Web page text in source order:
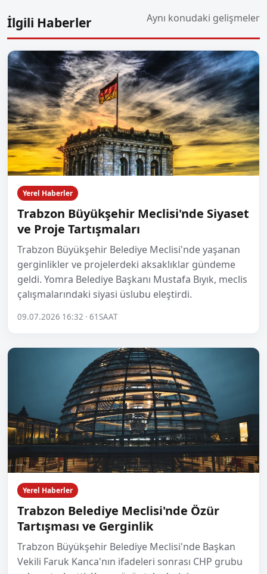
İlgili Haberler Aynı konudaki gelişmeler
Yerel Haberler
Trabzon Büyükşehir Meclisi'nde Siyaset
ve Proje Tartışmaları
Trabzon Büyükşehir Belediye Meclisi'nde yaşanan
gerginlikler ve projelerdeki aksaklıklar gündeme
geldi. Yomra Belediye Başkanı Mustafa Bıyık, meclis
çalışmalarındaki siyasi üslubu eleştirdi.
09.07.2026 16:32 · 61SAAT
Yerel Haberler
Trabzon Belediye Meclisi'nde Özür
Tartışması ve Gerginlik
Trabzon Büyükşehir Belediye Meclisi'nde Başkan
Vekili Faruk Kanca'nın ifadeleri sonrası CHP grubu